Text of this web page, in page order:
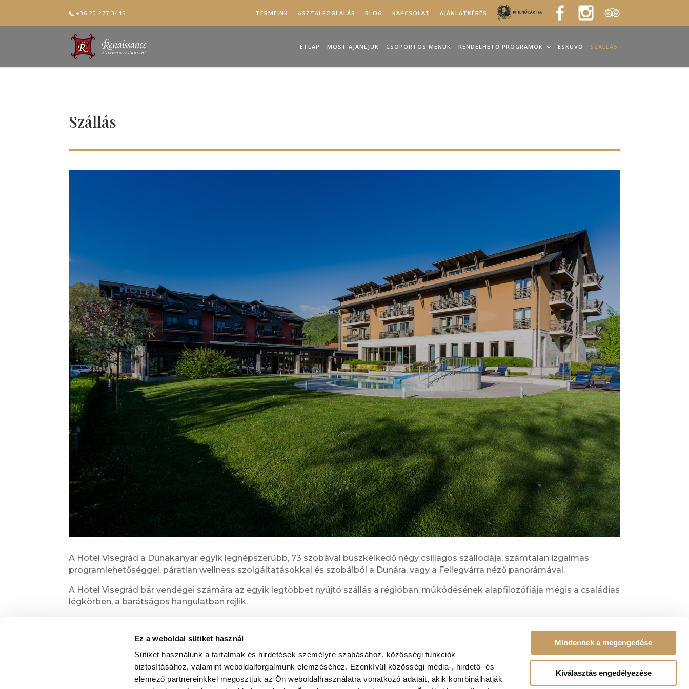
Ez a weboldal sütiket használ
Sütiket használunk a tartalmak és hirdetések személyre szabásához, közösségi funkciók
biztosításához, valamint weboldalforgalmunk elemzéséhez. Ezenkívül közösségi média-, hirdető- és
elemező partnereinkkel megosztjuk az Ön weboldalhasználatra vonatkozó adatait, akik kombinálhatják
Mindennek a megengedése
Kiválasztás engedélyezése
+36 20 277 3445 TERMEINK ASZTALFOGLALÁS BLOG KAPCSOLAT AJÁNLATKÉRÉS
ÉTLAP MOST AJÁNLJUK CSOPORTOS MENÜK RENDELHETŐ PROGRAMOK ESKÜVŐ SZÁLLÁS
Szállás
A Hotel Visegrád a Dunakanyar egyik legnépszerűbb, 73 szobával büszkélkedő négy csillagos szállodája, számtalan izgalmas
programlehetőséggel, páratlan wellness szolgáltatásokkal és szobáiból a Dunára, vagy a Fellegvárra néző panorámával.
A Hotel Visegrád bár vendégei számára az egyik legtöbbet nyújtó szállás a régióban, működésének alapfilozófiája mégis a családias
légkörben, a barátságos hangulatban rejlik.
keretein belül felfedezni, nem érdemes tovább keresgélnie.
ÉRDEKEL